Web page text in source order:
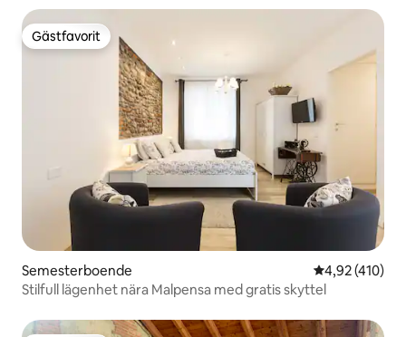
Gästfavorit
Gästfavorit
Semesterboende 4,92 av 5 i
4,92 (410)
Stilfull lägenhet nära Malpensa med gratis skyttel